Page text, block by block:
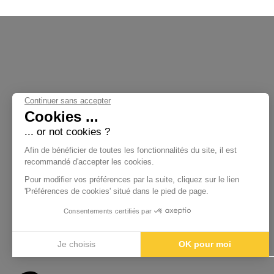
Nos Collections
Femme
Homme
Continuer sans accepter
Cookies ...
... or not cookies ?
Afin de bénéficier de toutes les fonctionnalités du site, il est
recommandé d'accepter les cookies.
Pour modifier vos préférences par la suite, cliquez sur le lien
'Préférences de cookies' situé dans le pied de page.
Consentements certifiés par
Je choisis
OK pour moi